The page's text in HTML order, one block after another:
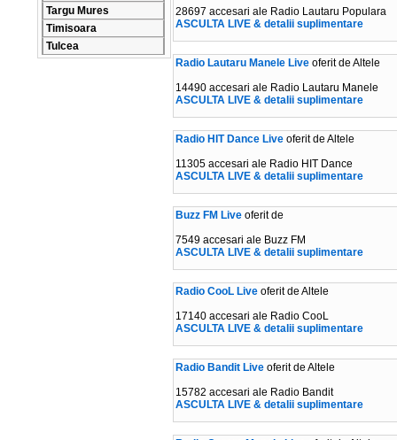
Targu Mures
Timisoara
Tulcea
28697 accesari ale Radio Lautaru Populara
ASCULTA LIVE & detalii suplimentare
Radio Lautaru Manele Live oferit de Altele
14490 accesari ale Radio Lautaru Manele
ASCULTA LIVE & detalii suplimentare
Radio HIT Dance Live oferit de Altele
11305 accesari ale Radio HIT Dance
ASCULTA LIVE & detalii suplimentare
Buzz FM Live oferit de
7549 accesari ale Buzz FM
ASCULTA LIVE & detalii suplimentare
Radio CooL Live oferit de Altele
17140 accesari ale Radio CooL
ASCULTA LIVE & detalii suplimentare
Radio Bandit Live oferit de Altele
15782 accesari ale Radio Bandit
ASCULTA LIVE & detalii suplimentare